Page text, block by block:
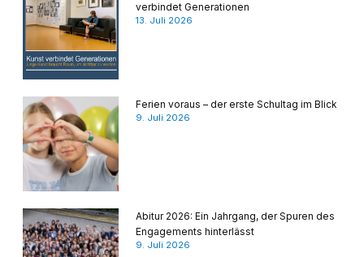
verbindet Generationen
13. Juli 2026
Ferien voraus – der erste Schultag im Blick
9. Juli 2026
Abitur 2026: Ein Jahrgang, der Spuren des
Engagements hinterlässt
9. Juli 2026